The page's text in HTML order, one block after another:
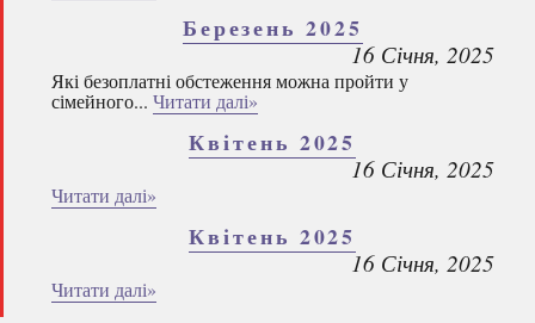
Березень 2025
16 Січня, 2025
Які безоплатні обстеження можна пройти у
сімейного... Читати далі»
Квітень 2025
16 Січня, 2025
Читати далі»
Квітень 2025
16 Січня, 2025
Читати далі»